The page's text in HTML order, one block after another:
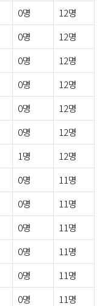
0명
12명
0명
12명
0명
12명
0명
12명
0명
12명
0명
12명
1명
12명
0명
11명
0명
11명
0명
11명
0명
11명
0명
11명
0명
11명